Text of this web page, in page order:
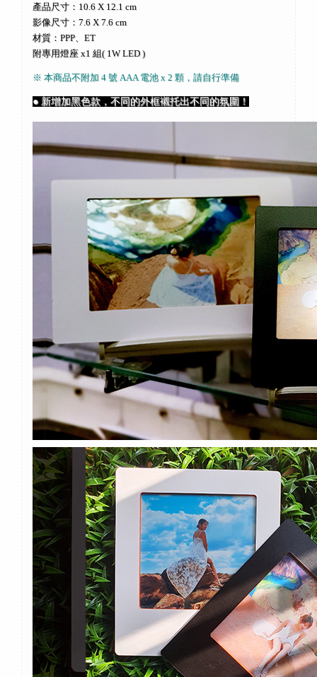
產品尺寸：10.6 X 12.1 cm
影像尺寸：7.6 X 7.6 cm
材質：PPP、ET
附專用燈座 x1 組( 1W LED )
※ 本商品不附加 4 號 AAA 電池 x 2 顆，請自行準備
● 新增加黑色款，不同的外框襯托出不同的氛圍！